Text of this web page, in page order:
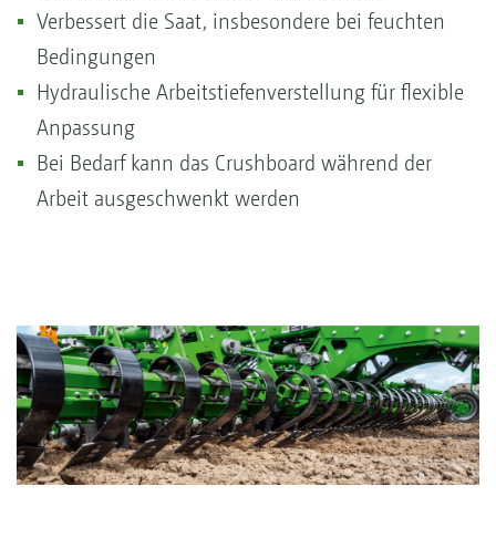
Verbessert die Saat, insbesondere bei feuchten
Bedingungen
Hydraulische Arbeitstiefenverstellung für flexible
Anpassung
Bei Bedarf kann das Crushboard während der
Arbeit ausgeschwenkt werden